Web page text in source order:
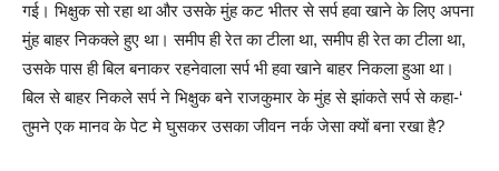
गई। भिक्षुक सो रहा था और उसके मुंह कट भीतर से सर्प हवा खाने के लिए अपना
मुंह बाहर निकक्ले हुए था। समीप ही रेत का टीला था, समीप ही रेत का टीला था,
उसके पास ही बिल बनाकर रहनेवाला सर्प भी हवा खाने बाहर निकला हुआ था।
बिल से बाहर निकले सर्प ने भिक्षुक बने राजकुमार के मुंह से झांकते सर्प से कहा-‘
तुमने एक मानव के पेट मे घुसकर उसका जीवन नर्क जेसा क्यों बना रखा है?